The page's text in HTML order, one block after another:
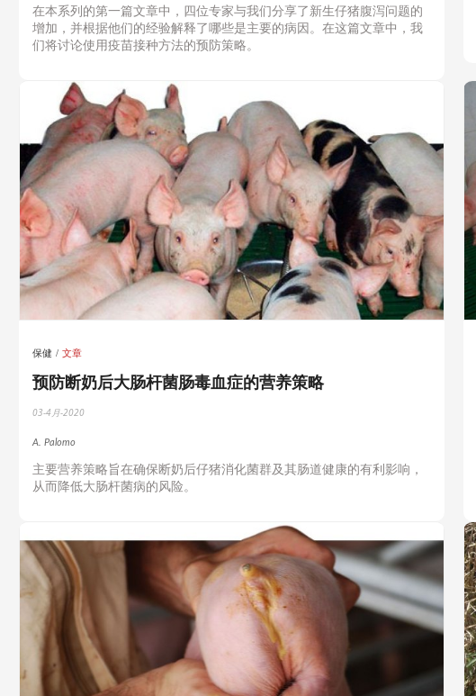
在本系列的第一篇文章中，四位专家与我们分享了新生仔猪腹泻问题的
增加，并根据他们的经验解释了哪些是主要的病因。在这篇文章中，我
们将讨论使用疫苗接种方法的预防策略。
保健 文章
预防断奶后大肠杆菌肠毒血症的营养策略
03-4月-2020
A. Palomo
主要营养策略旨在确保断奶后仔猪消化菌群及其肠道健康的有利影响，
从而降低大肠杆菌病的风险。